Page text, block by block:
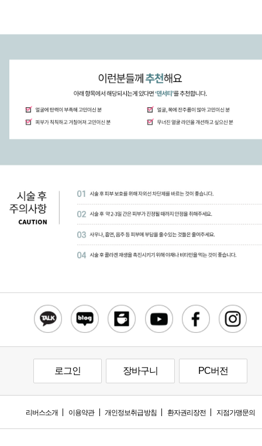
로그인 장바구니 PC버전
리버스소개 이용약관 개인정보취급방침 환자권리장전 지점가맹문의